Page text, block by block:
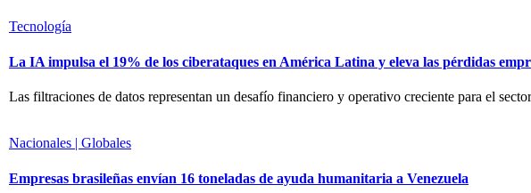
Tecnología
La IA impulsa el 19% de los ciberataques en América Latina y eleva las pérdidas
Las filtraciones de datos representan un desafío financiero y operativo creciente para el
Nacionales | Globales
Empresas brasileñas envían 16 toneladas de ayuda humanitaria a Venezuela